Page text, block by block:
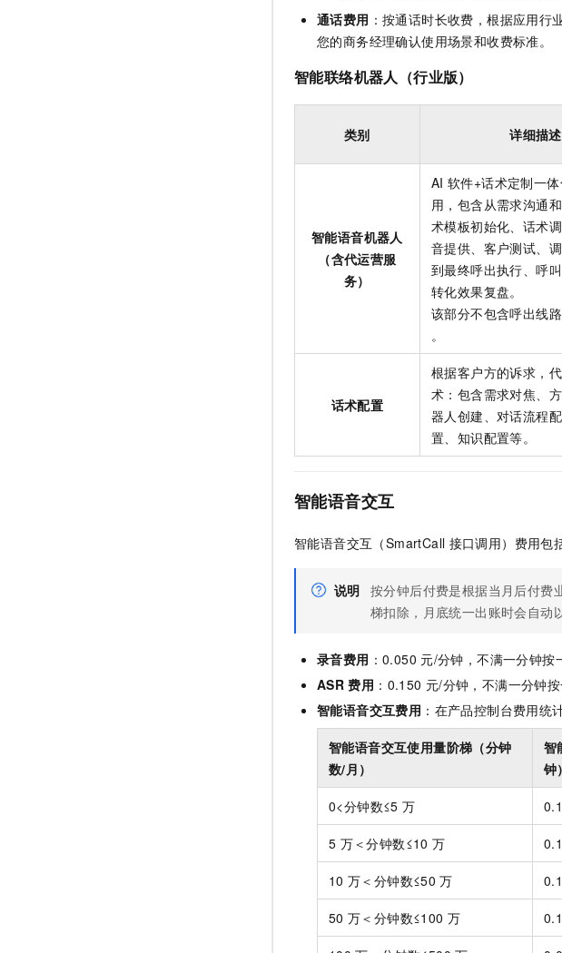
通话费用 ：按通话时长收费，根据应用行
您的商务经理确认使用场景和收费标准。
智能联络机器人（行业版）
类别 详细描述
智能语音机器人
（含代运营服
务）
AI 软件+话术定制一
用，包含从需求沟通
术模板初始化、话术
音提供、客户测试、
到最终呼出执行、呼叫
转化效果复盘。
该部分不包含呼出线
。
话术配置
根据客户方的诉求，
术：包含需求对焦、
器人创建、对话流程
置、知识配置等。
智能语音交互
智能语音交互（SmartCall 接口调用）费用包
说明 按分钟后付费是根据当月后付费
梯扣除，月底统一出账时会自动
录音费用 ：0.050 元/分钟，不满一分钟按
ASR 费用 ：0.150 元/分钟，不满一分钟按
智能语音交互费用 ：在产品控制台费用统
智能语音交互使用量阶梯（分钟
数/月）
智
钟）
0<分钟数≤5 万
5 万＜分钟数≤10 万
10 万＜分钟数≤50 万
50 万＜分钟数≤100 万